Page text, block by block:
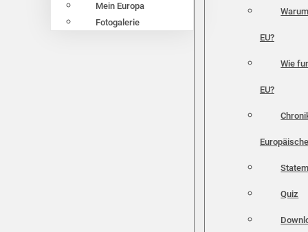
Mein Europa
Fotogalerie
EU?
Wie
EU?
Quiz